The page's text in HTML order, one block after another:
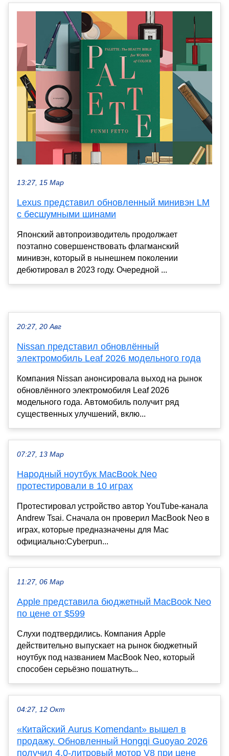
13:27, 15 Мар
Lexus представил обновленный минивэн LM
с бесшумными шинами
Японский автопроизводитель продолжает
поэтапно совершенствовать флагманский
минивэн, который в нынешнем поколении
дебютировал в 2023 году. Очередной ...
20:27, 20 Авг
Nissan представил обновлённый
электромобиль Leaf 2026 модельного года
Компания Nissan анонсировала выход на рынок
обновлённого электромобиля Leaf 2026
модельного года. Автомобиль получит ряд
существенных улучшений, вклю...
07:27, 13 Мар
Народный ноутбук MacBook Neo
протестировали в 10 играх
Протестировал устройство автор YouTube-канала
Andrew Tsai. Сначала он проверил MacBook Neo в
играх, которые предназначены для Mac
официально:Cyberpun...
11:27, 06 Мар
Apple представила бюджетный MacBook Neo
по цене от $599
Слухи подтвердились. Компания Apple
действительно выпускает на рынок бюджетный
ноутбук под названием MacBook Neo, который
способен серьёзно пошатнуть...
04:27, 12 Окт
«Китайский Aurus Komendant» вышел в
продажу. Обновленный Hongqi Guoyao 2026
получил 4,0-литровый мотор V8 при цене